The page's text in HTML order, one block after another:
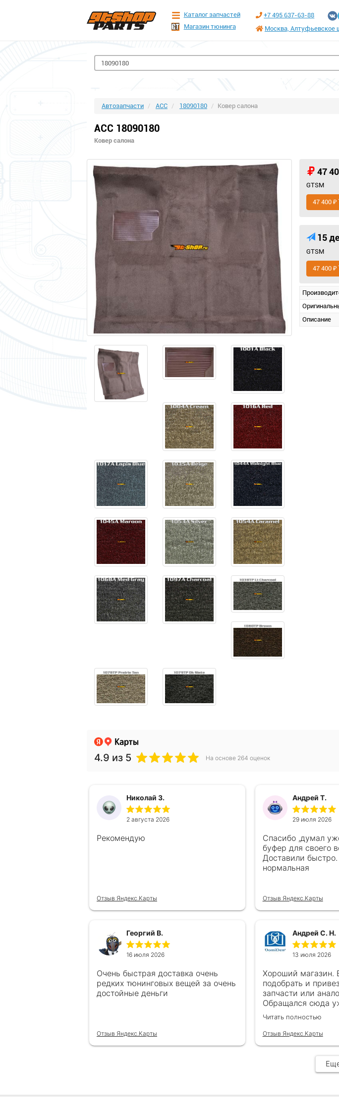
Каталог запчастей
Магазин тюнинга
+7 495 637-63-88
Москва, Алтуфьевское
Автозапчасти ACC 18090180 Ковер салона
ACC 18090180
Ковер салона
47
GTSM
47 400 ₽
15
GTSM
47 400 ₽
Описание
4.9 из 5 На основе 264 оценок
Николай З.
2 августа 2026
Рекомендую
Отзыв Яндекс.Карты
Андрей Т.
29 июля 2026
Спасибо ,думал
буфер для своего
Доставили
нормальная
Отзыв Яндекс.Карты
Георгий В.
16 июля 2026
Очень быстрая доставка очень
редких тюнинговых вещей за очень
достойные деньги
Отзыв Яндекс.Карты
Андрей С. Н.
13 июля 2026
Хороший магазин.
подобрать и
запчасти или
Обращался сюда
каках проблем ни
Читать полностью
Отзыв Яндекс.Карты